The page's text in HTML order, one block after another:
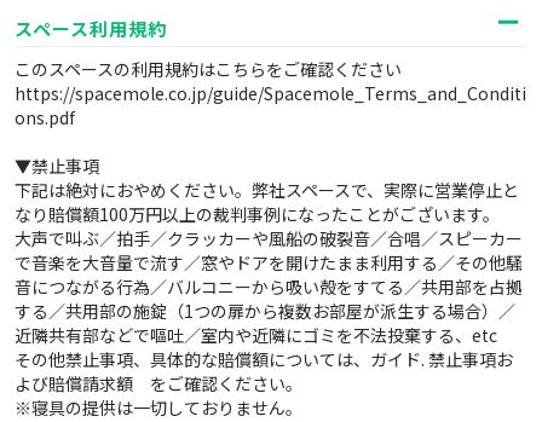
スペース利用規約
このスペースの利用規約はこちらをご確認ください
https://spacemole.co.jp/guide/Spacemole_Terms_and_Conditi
ons.pdf
▼禁止事項
下記は絶対におやめください。弊社スペースで、実際に営業停止と
なり賠償額100万円以上の裁判事例になったことがございます。
大声で叫ぶ／拍手／クラッカーや風船の破裂音／合唱／スピーカー
で音楽を大音量で流す／窓やドアを開けたまま利用する／その他騒
音につながる行為／バルコニーから吸い殻をすてる／共用部を占拠
する／共用部の施錠（1つの扉から複数お部屋が派生する場合）／
近隣共有部などで嘔吐／室内や近隣にゴミを不法投棄する、etc
その他禁止事項、具体的な賠償額については、ガイド. 禁止事項お
よび賠償請求額 をご確認ください。
※寝具の提供は一切しておりません。